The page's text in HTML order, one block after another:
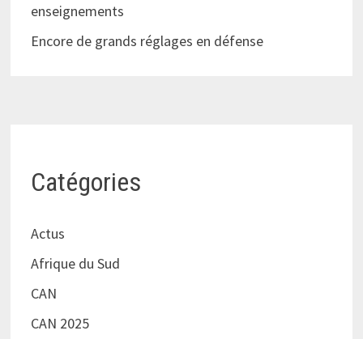
enseignements
Encore de grands réglages en défense
Catégories
Actus
Afrique du Sud
CAN
CAN 2025